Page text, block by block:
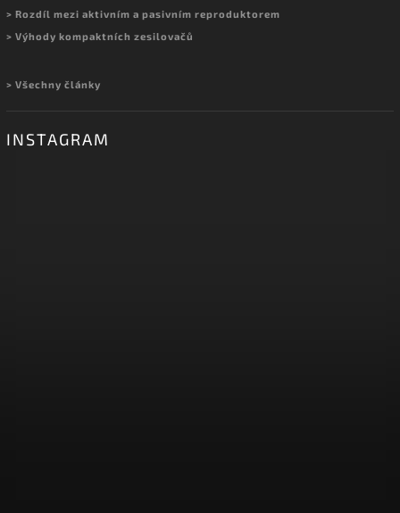
> Rozdíl mezi aktivním a pasivním reproduktorem
> Výhody kompaktních zesilovačů
> Všechny články
INSTAGRAM